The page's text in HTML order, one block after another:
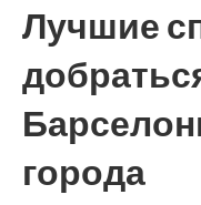
Лучшие
города